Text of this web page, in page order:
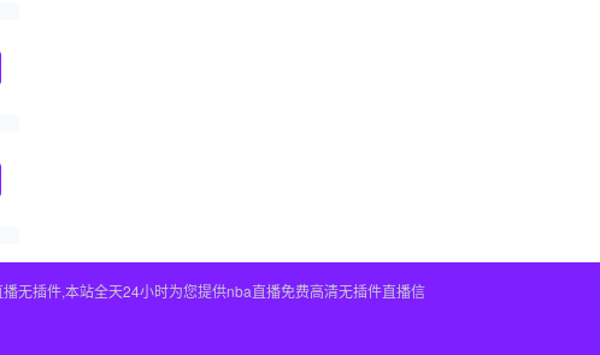
插件,本站全天24小时为您提供nba直播免费高清无插件直播信